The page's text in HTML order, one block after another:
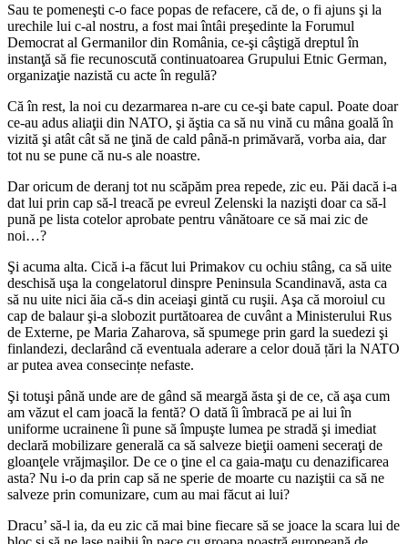
Sau te pomeneşti c-o face popas de refacere, că de, o fi ajuns şi la
urechile lui c-al nostru, a fost mai întâi preşedinte la Forumul
Democrat al Germanilor din România, ce-şi câştigă dreptul în
instanţă să fie recunoscută continuatoarea Grupului Etnic German,
organizaţie nazistă cu acte în regulă?
Că în rest, la noi cu dezarmarea n-are cu ce-şi bate capul. Poate doar
ce-au adus aliaţii din NATO, şi ăştia ca să nu vină cu mâna goală în
vizită şi atât cât să ne ţină de cald până-n primăvară, vorba aia, dar
tot nu se pune că nu-s ale noastre.
Dar oricum de deranj tot nu scăpăm prea repede, zic eu. Păi dacă i-a
dat lui prin cap să-l treacă pe evreul Zelenski la nazişti doar ca să-l
pună pe lista cotelor aprobate pentru vânătoare ce să mai zic de
noi…?
Şi acuma alta. Cică i-a făcut lui Primakov cu ochiu stâng, ca să uite
deschisă uşa la congelatorul dinspre Peninsula Scandinavă, asta ca
să nu uite nici ăia că-s din aceiaşi gintă cu ruşii. Aşa că moroiul cu
cap de balaur şi-a slobozit purtătoarea de cuvânt a Ministerului Rus
de Externe, pe Maria Zaharova, să spumege prin gard la suedezi şi
finlandezi, declarând că eventuala aderare a celor două țări la NATO
ar putea avea consecințe nefaste.
Şi totuşi până unde are de gând să meargă ăsta şi de ce, că aşa cum
am văzut el cam joacă la fentă? O dată îi îmbracă pe ai lui în
uniforme ucrainene îi pune să împuşte lumea pe stradă şi imediat
declară mobilizare generală ca să salveze bieţii oameni seceraţi de
gloanţele vrăjmaşilor. De ce o ţine el ca gaia-maţu cu denazificarea
asta? Nu i-o da prin cap să ne sperie de moarte cu naziştii ca să ne
salveze prin comunizare, cum au mai făcut ai lui?
Dracu’ să-l ia, da eu zic că mai bine fiecare să se joace la scara lui de